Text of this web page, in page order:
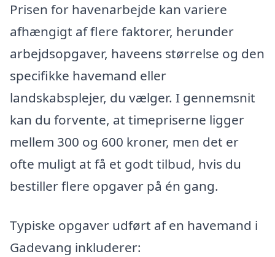
Prisen for havenarbejde kan variere
afhængigt af flere faktorer, herunder
arbejdsopgaver, haveens størrelse og den
specifikke havemand eller
landskabsplejer, du vælger. I gennemsnit
kan du forvente, at timepriserne ligger
mellem 300 og 600 kroner, men det er
ofte muligt at få et godt tilbud, hvis du
bestiller flere opgaver på én gang.
Typiske opgaver udført af en havemand i
Gadevang inkluderer: